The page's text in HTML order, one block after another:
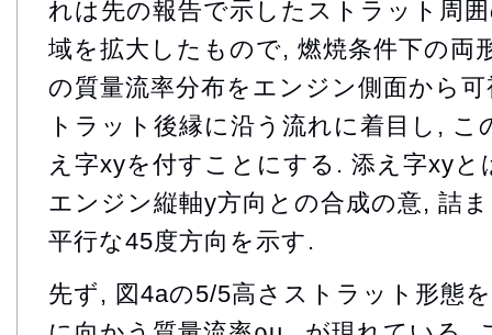
れは先の報告で示したストラット周
域を拡大したもので, 燃焼条件下の両
の質量流率分布をエンジン側面から
トラット後縁に沿う流れに着目し, こ
え字xyを付すことにする. 添え字xy
エンジン縦軸y方向との合成の意, 詰
平行な45度方向を示す.
先ず, 図4aの5/5高さストラット形態